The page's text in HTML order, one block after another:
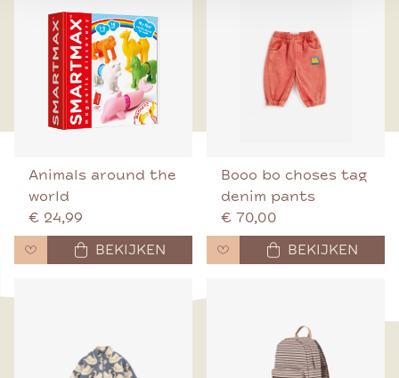
Animals around the
world
€ 24,99
BEKIJKEN
Booo bo choses tag
denim pants
€ 70,00
BEKIJKEN